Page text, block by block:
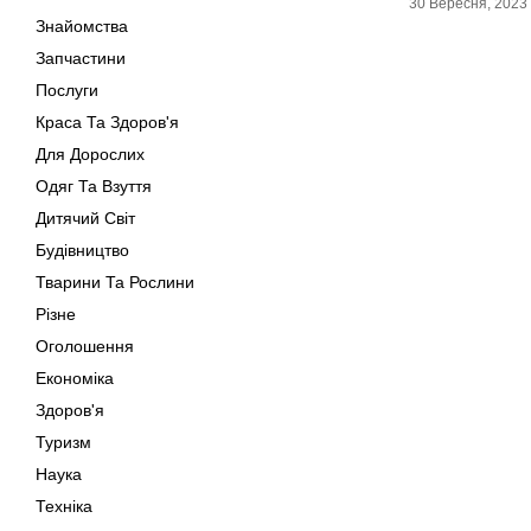
Знайомства
Запчастини
Послуги
Краса Та Здоров'я
Для Дорослих
Одяг Та Взуття
Дитячий Світ
Будівництво
Тварини Та Рослини
Різне
Оголошення
Економіка
Здоров'я
Туризм
Наука
Техніка
30 Вересня, 2023